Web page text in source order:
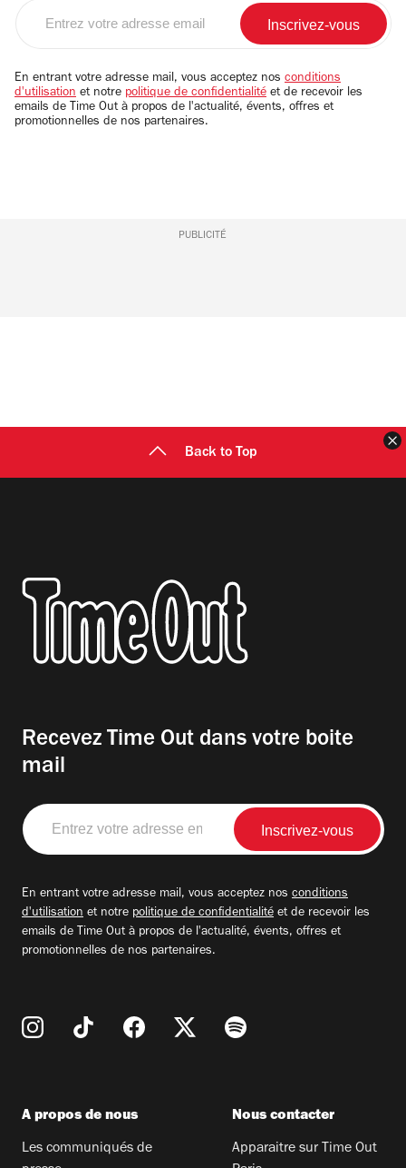
email
En entrant votre adresse mail, vous acceptez nos conditions
d'utilisation et notre politique de confidentialité et de recevoir les
emails de Time Out à propos de l'actualité, évents, offres et
promotionnelles de nos partenaires.
PUBLICITÉ
Back to Top
Recevez Time Out dans votre boite
mail
Entrez
votre
adresse
En entrant votre adresse mail, vous acceptez nos conditions
d'utilisation et notre politique de confidentialité et de recevoir les
emails de Time Out à propos de l'actualité, évents, offres et
promotionnelles de nos partenaires.
A propos de nous
Les communiqués de
Nous contacter
Apparaitre sur Time Out